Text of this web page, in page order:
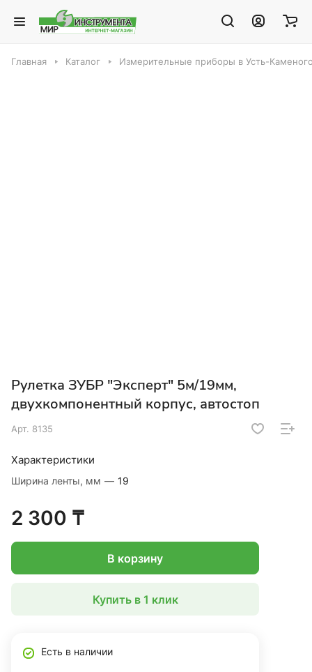
Главная Каталог Измерительные приборы в Усть-
Рулетка ЗУБР "Эксперт" 5м/19мм,
двухкомпонентный корпус, автостоп
Арт. 8135
Характеристики
Ширина ленты, мм — 19
2 300 ₸
В корзину
Купить в 1 клик
Есть в наличии